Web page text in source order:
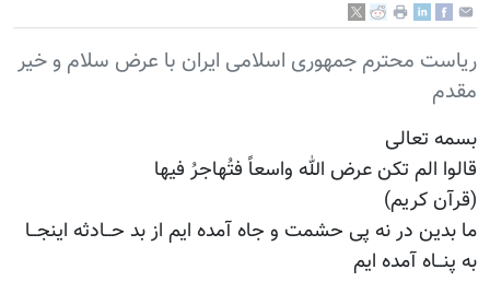
ریاست محترم جمهوری اسلامی ایران با عرض سلام و خیر
مقدم
بسمه تعالی
قالوا الم تکن عرض الله واسعاً فتُهاجرُ فیها
(قرآن کریم)
ما بدین در نه پی حشمت و جاه آمده ایم از بد حــادثه اینجــا
به پنــاه آمده ایم